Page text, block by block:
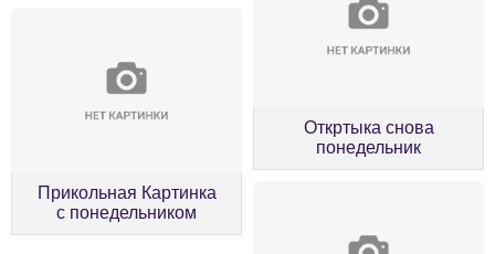
Прикольная Картинка
с понедельником
Откртыка снова
понедельник